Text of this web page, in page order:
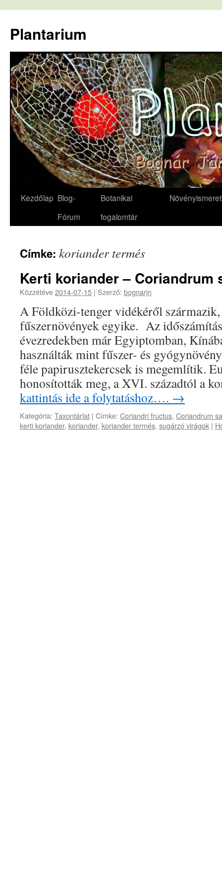
tartalomba
Plantarium
Kezdőlap Blog-
Fórum
Botanikai
fogalomtár
Növényismeret
Címke: koriander termés
Kerti koriander – Coriandrum
Közzétéve2014-07-15 | Szerző: bognarjn
A Földközi-tenger vidékéről
fűszernövények egyike. Az
évezredekben már Egyiptomban,
használták mint fűszer- és
féle papirusztekercsek is megemlítik.
honosították meg, a XVI. századtól a
kattintás ide a folytatáshoz…. →
Kategória: Taxontárlat | Címke: Coriandri fructus, Coriandrum
kerti koriander, koriander, koriander termés, sugárzó virágok |